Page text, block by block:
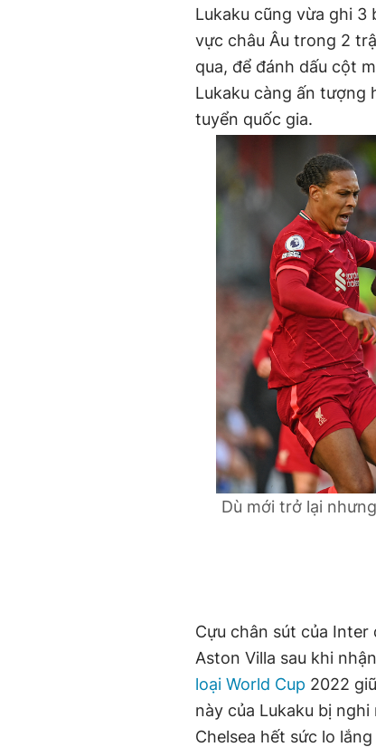
Lukaku cũng vừa ghi 3
vực châu Âu trong 2
qua, để đánh dấu cột
Lukaku càng ấn tượng
tuyển quốc gia.
Dù mới trở lại
Cựu chân sút của
Aston Villa sau khi
loại World Cup 2022
này của Lukaku bị
Chelsea hết sức lo